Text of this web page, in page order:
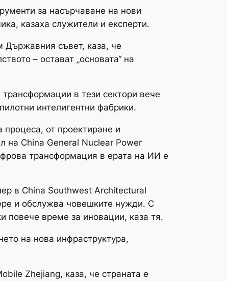
за насърчаване на нови
казаха служители и експерти.
съвет, каза, че
– остават „основата“ на
в тези сектори вече
интелигентни фабрики.
процеса, от проектиране и
на China General Nuclear Power
трансформация в ерата на ИИ е
в China Southwest Architectural
и обслужва човешките нужди. С
повече време за иновации, каза тя.
на нова инфраструктура,
Zhejiang, каза, че страната е